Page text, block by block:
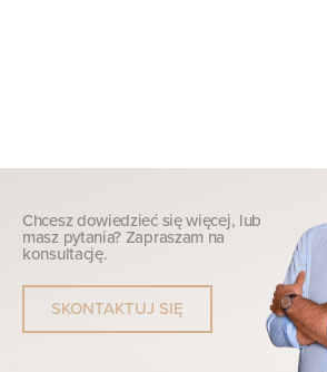
Chcesz dowiedzieć się więcej, lub
masz pytania? Zapraszam na
konsultację.
SKONTAKTUJ SIĘ